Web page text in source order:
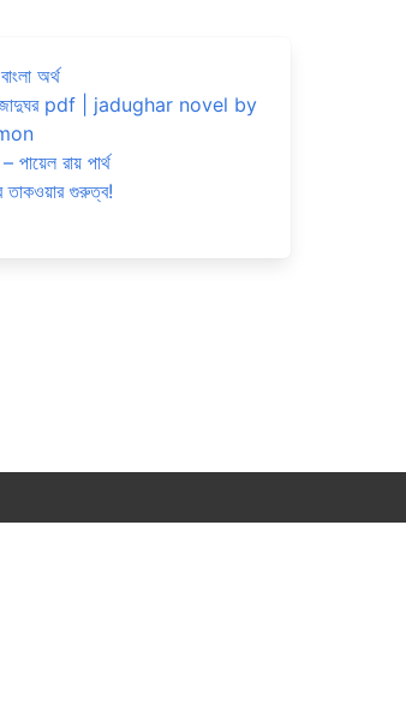
অর্থ
জাদুঘর pdf | jadughar novel by
পায়েল রায় পার্থ
তাকওয়ার গুরুত্ব!